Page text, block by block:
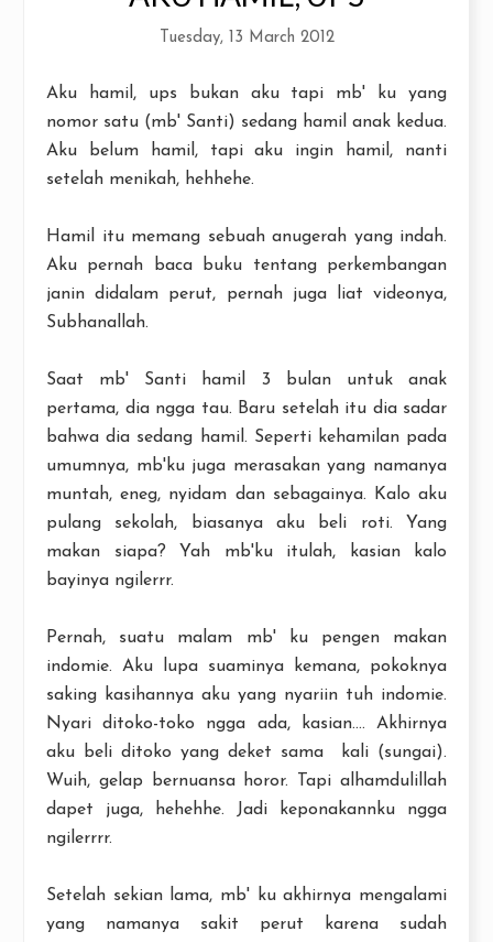
Tuesday, 13 March 2012
Aku hamil, ups bukan aku tapi mb' ku yang
nomor satu (mb' Santi) sedang hamil anak kedua.
Aku belum hamil, tapi aku ingin hamil, nanti
setelah menikah, hehhehe.
Hamil itu memang sebuah anugerah yang indah.
Aku pernah baca buku tentang perkembangan
janin didalam perut, pernah juga liat videonya,
Subhanallah.
Saat mb' Santi hamil 3 bulan untuk anak
pertama, dia ngga tau. Baru setelah itu dia sadar
bahwa dia sedang hamil. Seperti kehamilan pada
umumnya, mb'ku juga merasakan yang namanya
muntah, eneg, nyidam dan sebagainya. Kalo aku
pulang sekolah, biasanya aku beli roti. Yang
makan siapa? Yah mb'ku itulah, kasian kalo
bayinya ngilerrr.
Pernah, suatu malam mb' ku pengen makan
indomie. Aku lupa suaminya kemana, pokoknya
saking kasihannya aku yang nyariin tuh indomie.
Nyari ditoko-toko ngga ada, kasian.... Akhirnya
aku beli ditoko yang deket sama kali (sungai).
Wuih, gelap bernuansa horor. Tapi alhamdulillah
dapet juga, hehehhe. Jadi keponakannku ngga
ngilerrrr.
Setelah sekian lama, mb' ku akhirnya mengalami
yang namanya sakit perut karena sudah